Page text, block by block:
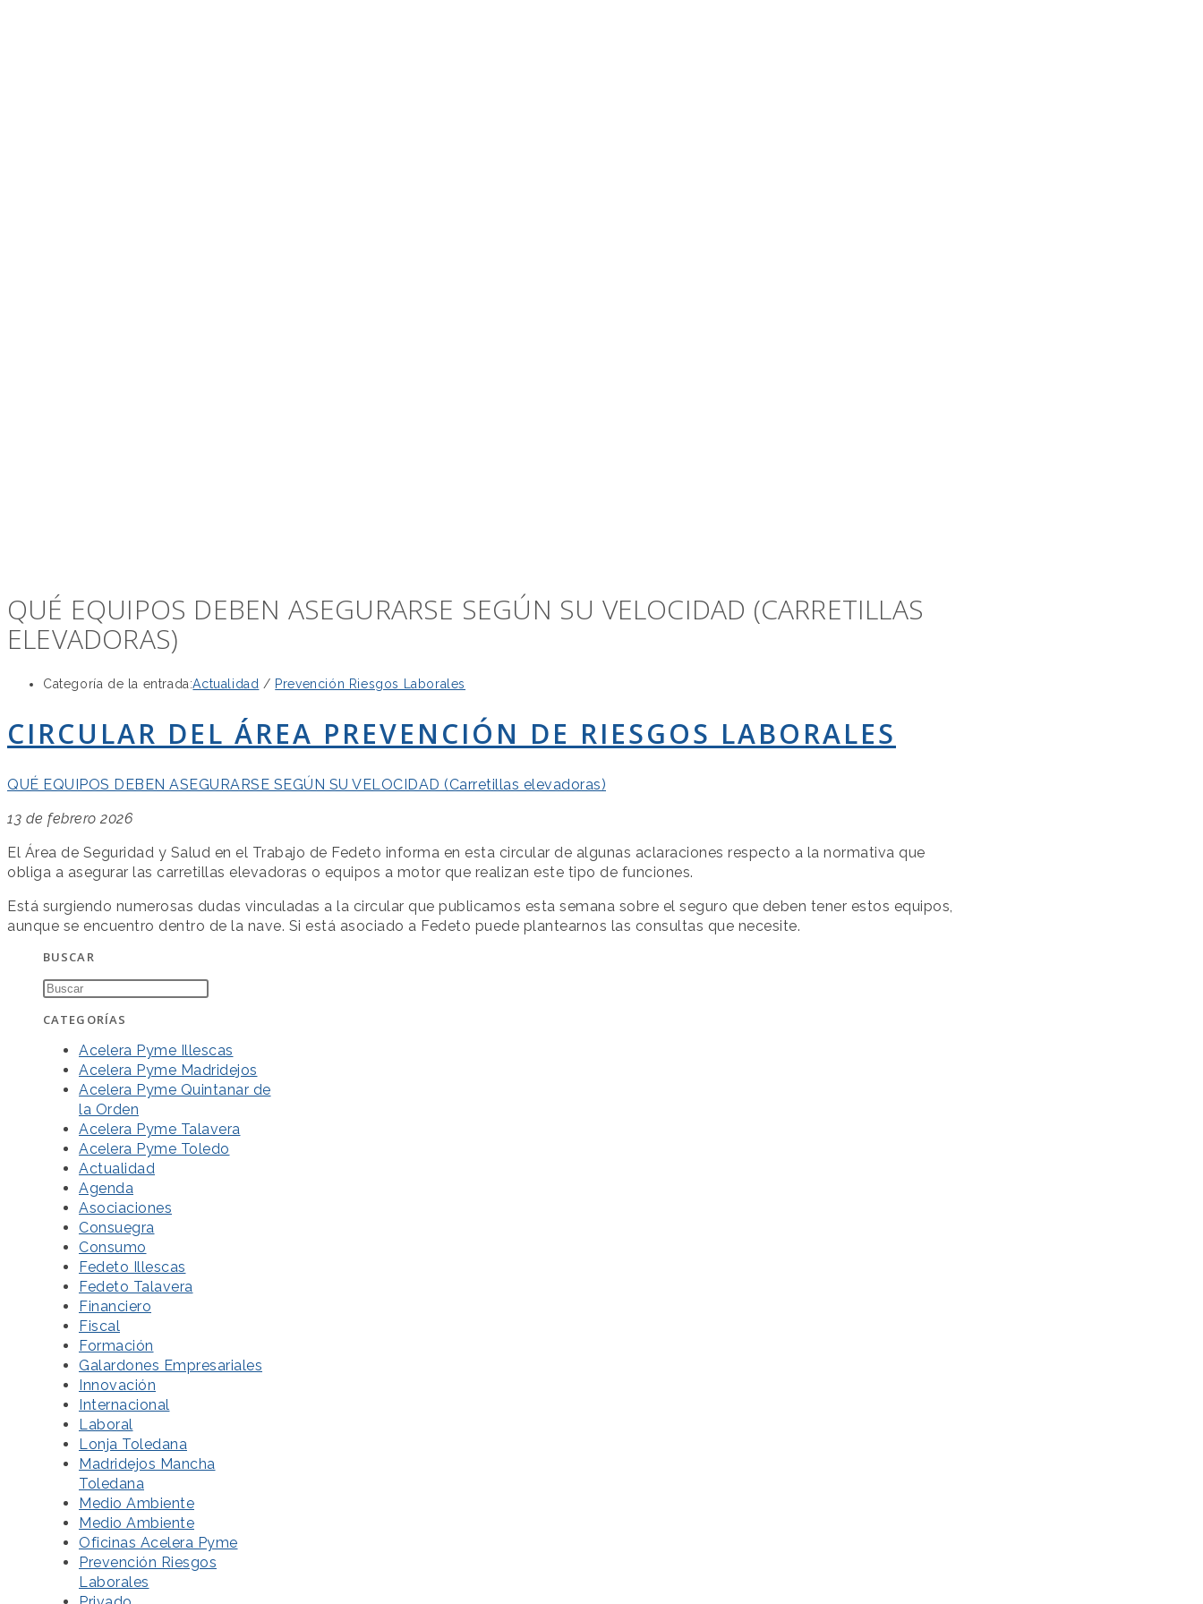
QUÉ EQUIPOS DEBEN ASEGURARSE SEGÚN SU VELOCIDAD (CARRETILLAS
ELEVADORAS)
Categoría de la entrada:Actualidad / Prevención Riesgos Laborales
CIRCULAR DEL ÁREA PREVENCIÓN DE RIESGOS LABORALES
QUÉ EQUIPOS DEBEN ASEGURARSE SEGÚN SU VELOCIDAD (Carretillas elevadoras)
13 de febrero 2026
El Área de Seguridad y Salud en el Trabajo de Fedeto informa en esta circular de algunas aclaraciones respecto a la normativa que
obliga a asegurar las carretillas elevadoras o equipos a motor que realizan este tipo de funciones.
Está surgiendo numerosas dudas vinculadas a la circular que publicamos esta semana sobre el seguro que deben tener estos equipos,
aunque se encuentro dentro de la nave. Si está asociado a Fedeto puede plantearnos las consultas que necesite.
BUSCAR
CATEGORÍAS
Acelera Pyme Illescas
Acelera Pyme Madridejos
Acelera Pyme Quintanar de
la Orden
Acelera Pyme Talavera
Acelera Pyme Toledo
Actualidad
Agenda
Asociaciones
Consuegra
Consumo
Fedeto Illescas
Fedeto Talavera
Financiero
Fiscal
Formación
Galardones Empresariales
Innovación
Internacional
Laboral
Lonja Toledana
Madridejos Mancha
Toledana
Medio Ambiente
Medio Ambiente
Oficinas Acelera Pyme
Prevención Riesgos
Laborales